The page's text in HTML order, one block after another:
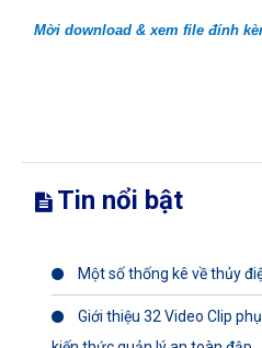
Mời download & xem file đính
Tin nổi bật
Một số thống kê về thủy
Giới thiệu 32 Video Clip